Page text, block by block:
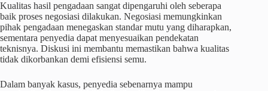
Kualitas hasil pengadaan sangat dipengaruhi oleh seberapa
baik proses negosiasi dilakukan. Negosiasi memungkinkan
pihak pengadaan menegaskan standar mutu yang diharapkan,
sementara penyedia dapat menyesuaikan pendekatan
teknisnya. Diskusi ini membantu memastikan bahwa kualitas
tidak dikorbankan demi efisiensi semu.
Dalam banyak kasus, penyedia sebenarnya mampu